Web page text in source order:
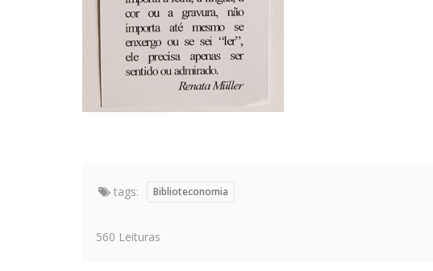
tags: Biblioteconomia
560 Leituras